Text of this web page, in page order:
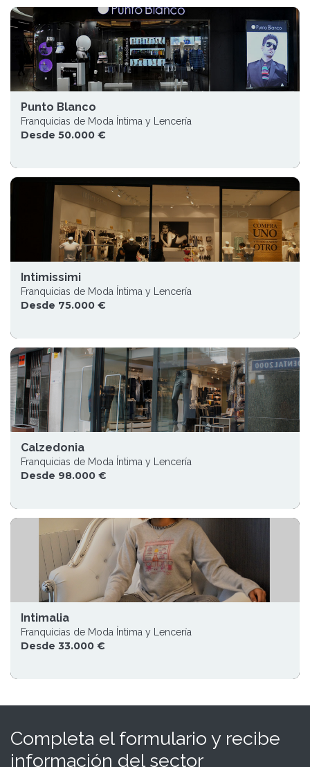
Punto Blanco
Franquicias de Moda Íntima y Lencería
Desde 50.000 €
Intimissimi
Franquicias de Moda Íntima y Lencería
Desde 75.000 €
Calzedonia
Franquicias de Moda Íntima y Lencería
Desde 98.000 €
Intimalia
Franquicias de Moda Íntima y Lencería
Desde 33.000 €
Completa el formulario y recibe
información del sector